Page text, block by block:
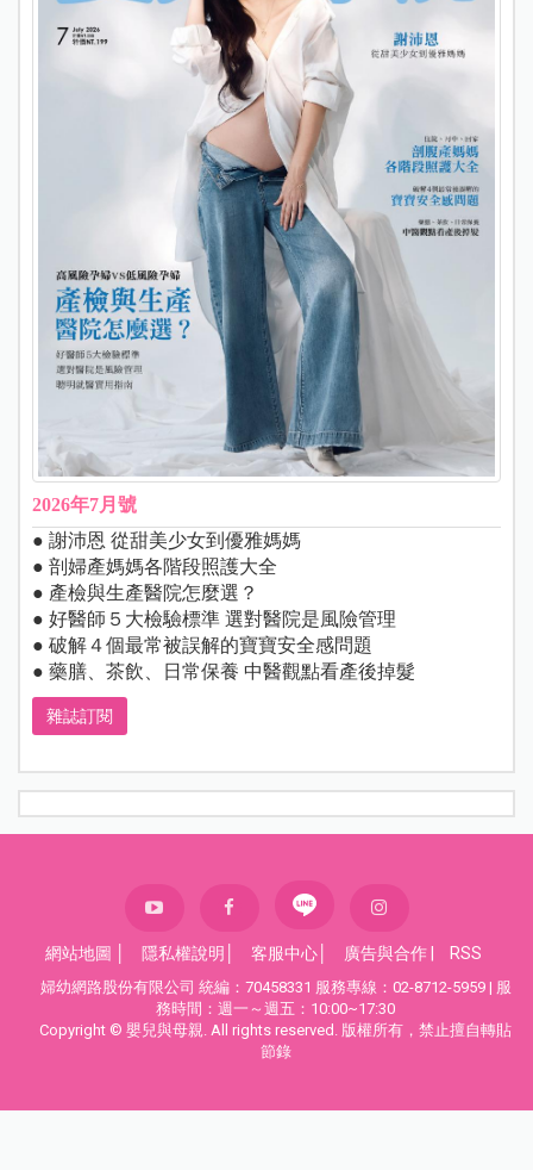
2026年7月號
● 謝沛恩 從甜美少女到優雅媽媽
● 剖婦產媽媽各階段照護大全
● 產檢與生產醫院怎麼選？
● 好醫師５大檢驗標準 選對醫院是風險管理
● 破解４個最常被誤解的寶寶安全感問題
● 藥膳、茶飲、日常保養 中醫觀點看產後掉髮
雜誌訂閱
網站地圖 隱私權說明 客服中心 廣告與合作| RSS
婦幼網路股份有限公司 統編：70458331 服務專線：02-8712-5959 | 服
務時間：週一～週五：10:00~17:30
Copyright © 嬰兒與母親. All rights reserved. 版權所有，禁止擅自轉貼
節錄